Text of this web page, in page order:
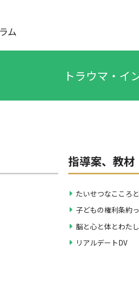
ム
トラウマ・イ
指導案、教材
たいせつなこころ
子どもの権利条約
脳と心と体とわたし
リアルデートDV